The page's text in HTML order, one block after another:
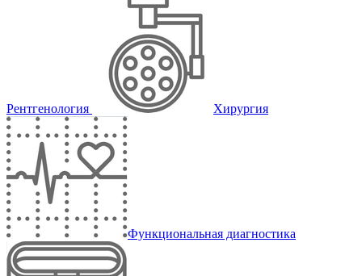
Рентгенология Хирургия
Функциональная диагностика